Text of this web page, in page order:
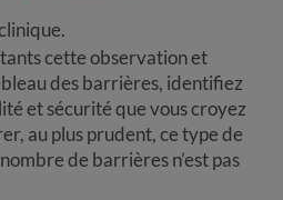
cette observation et
des barrières, identifiez
et sécurité que vous croyez
au plus prudent, ce type de
de barrières n’est pas